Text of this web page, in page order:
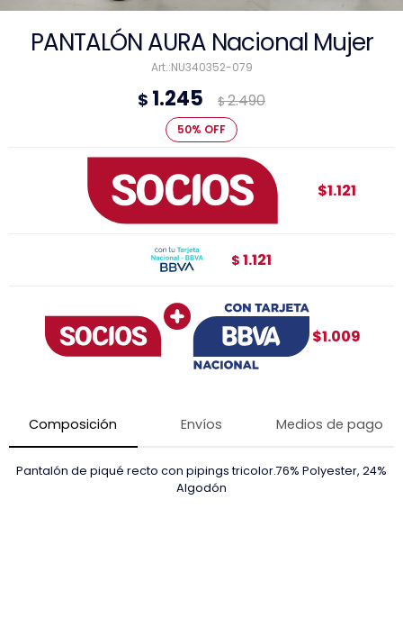
PANTALÓN AURA Nacional Mujer
NU340352-079
$ 1.245 $2.490
50
$1.009
$1.121
$ 1.121
Composición Envíos Medios de pago
Pantalón de piqué recto con pipings tricolor.76% Polyester, 24%
Algodón